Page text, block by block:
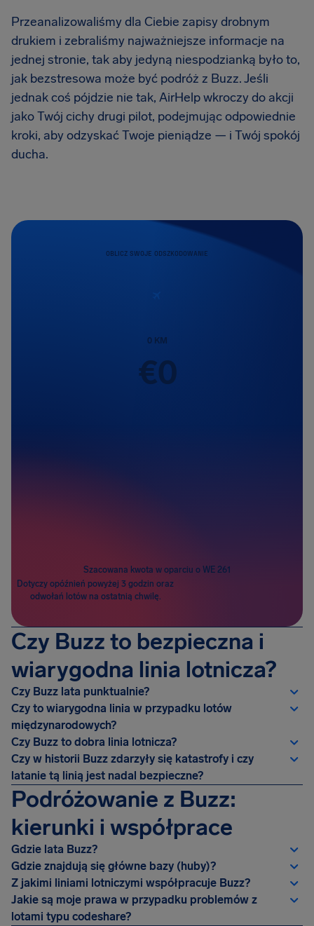
Przeanalizowaliśmy dla Ciebie zapisy drobnym
drukiem i zebraliśmy najważniejsze informacje na
jednej stronie, tak aby jedyną niespodzianką było to,
jak bezstresowa może być podróż z Buzz. Jeśli
jednak coś pójdzie nie tak, AirHelp wkroczy do akcji
jako Twój cichy drugi pilot, podejmując odpowiednie
kroki, aby odzyskać Twoje pieniądze — i Twój spokój
ducha.
OBLICZ SWOJE ODSZKODOWANIE
0KM
€0
Szacowana kwota w oparciu o WE 261
Dotyczy opóźnień powyżej 3 godzin oraz
odwołań lotów na ostatnią chwilę.
Czy Buzz to bezpieczna i
wiarygodna linia lotnicza?
Czy Buzz lata punktualnie?
Czy to wiarygodna linia w przypadku lotów
międzynarodowych?
Czy Buzz to dobra linia lotnicza?
Czy w historii Buzz zdarzyły się katastrofy i czy
latanie tą linią jest nadal bezpieczne?
Podróżowanie z Buzz:
kierunki i współprace
Gdzie lata Buzz?
Gdzie znajdują się główne bazy (huby)?
Z jakimi liniami lotniczymi współpracuje Buzz?
Jakie są moje prawa w przypadku problemów z
lotami typu codeshare?